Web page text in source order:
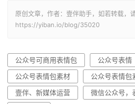
原创文章，作者：壹伴助手，如若转载，
https://yiban.io/blog/35020
公众号可商用表情包
公众号表情
公众号表情包素材
公众号表情包
壹伴、新媒体运营
微信公众号，